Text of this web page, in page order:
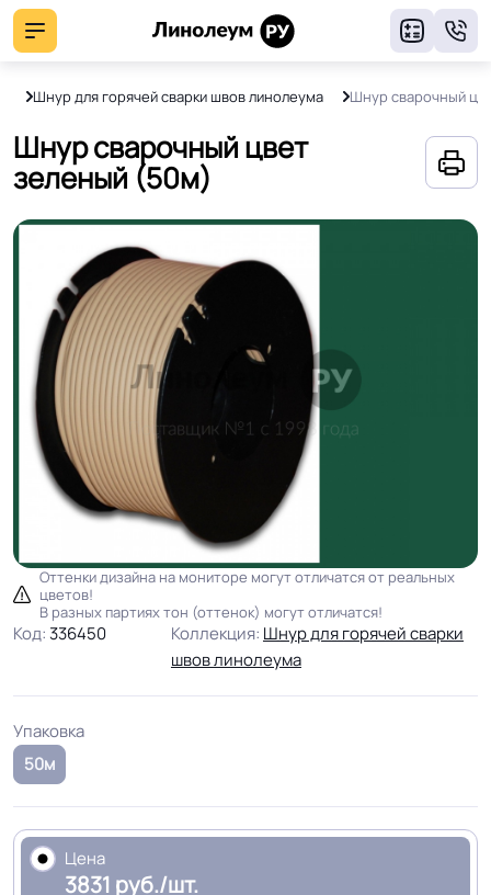
Шнур для горячей сварки швов линолеума Шнур сварочный
Шнур сварочный цвет
зеленый (50м)
Оттенки дизайна на мониторе могут отличатся от реальных
цветов!
В разных партиях тон (оттенок) могут отличатся!
Код: 336450 Коллекция: Шнур для горячей сварки
швов линолеума
Упаковка
50м
Цена
3831 руб./шт.